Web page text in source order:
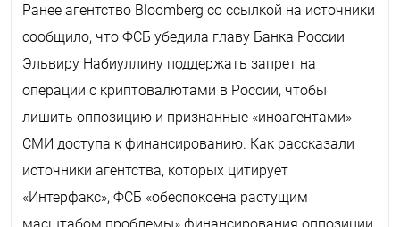
Ранее агентство Bloomberg со ссылкой на источники
сообщило, что ФСБ убедила главу Банка России
Эльвиру Набиуллину поддержать запрет на
операции с криптовалютами в России, чтобы
лишить оппозицию и признанные «иноагентами»
СМИ доступа к финансированию. Как рассказали
источники агентства, которых цитирует
«Интерфакс», ФСБ «обеспокоена растущим
масштабом проблемы» финансирования оппозиции,